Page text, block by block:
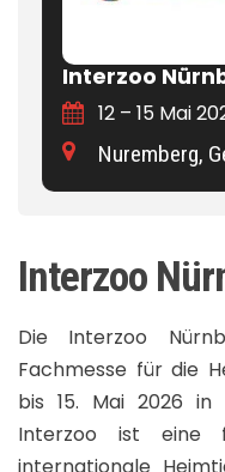
Interzoo
12 – 15 Mai
Nuremberg,
Interzoo
Die Interzoo
Fachmesse für die
bis 15. Mai 2026 in
Interzoo ist eine
internationale